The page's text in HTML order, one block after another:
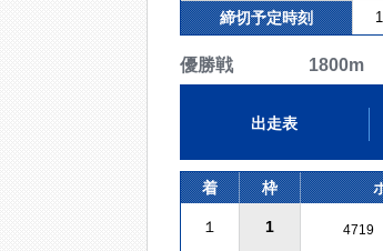
締切予定時刻
優勝戦 1800m
出走表
着 枠
１ 1 4719